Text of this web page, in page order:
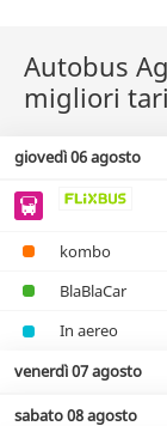
Autobus
migliori
giovedì 06 agosto
kombo
BlaBlaCar
In aereo
venerdì 07 agosto
sabato 08 agosto